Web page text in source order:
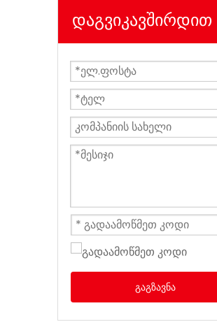
დაგვიკავშირდით
გაგზავნა